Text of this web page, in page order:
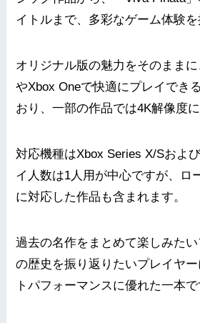
イトルまで、多彩なゲーム体験を
オリジナル版の魅力をそのまま
やXbox Oneで快適にプレイでき
おり、一部の作品では4K解像度
対応機種はXbox Series X/Sおよ
イ人数は1人用が中心ですが、ロ
に対応した作品も含まれます。
過去の名作をまとめて楽しみた
の歴史を振り返りたいプレイヤ
トパフォーマンスに優れた一本で